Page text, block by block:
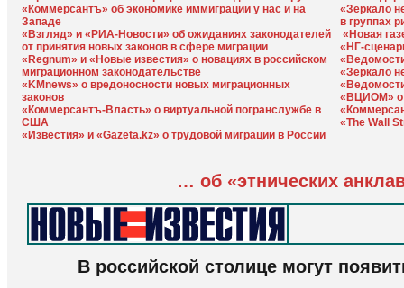
«Коммерсантъ» об экономике иммиграции у нас и на
Западе
«Взгляд» и «РИА-Новости» об ожиданиях законодателей
от принятия новых законов в сфере миграции
«Regnum» и «Новые известия» о новациях в российском
миграционном законодательстве
«KMnews» о вредоносности новых миграционных
законов
«Коммерсантъ-Власть» о виртуальной погранслужбе в
США
«Известия» и «Gazeta.kz» о трудовой миграции в России
«Зеркало
в группах
«Новая
«НГ-
«Зеркало
«ВЦИОМ» о
«The Wall
… об «этнических
В российской столице могут